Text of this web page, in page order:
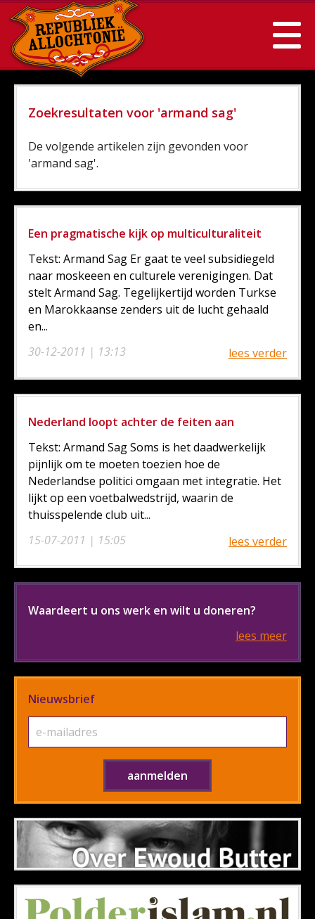
Zoekresultaten voor 'armand sag'
De volgende artikelen zijn gevonden voor
'armand sag'.
Een pragmatische kijk op multiculturaliteit
30-12-2011 | 13:13
Tekst: Armand Sag Er gaat te veel subsidiegeld
naar moskeeen en culturele verenigingen. Dat
stelt Armand Sag. Tegelijkertijd worden Turkse
en Marokkaanse zenders uit de lucht gehaald
en...
lees verder
Nederland loopt achter de feiten aan
15-07-2011 | 15:05
Tekst: Armand Sag Soms is het daadwerkelijk
pijnlijk om te moeten toezien hoe de
Nederlandse politici omgaan met integratie. Het
lijkt op een voetbalwedstrijd, waarin de
thuisspelende club uit...
lees verder
Waardeert u ons werk en wilt u doneren?
lees meer
Nieuwsbrief